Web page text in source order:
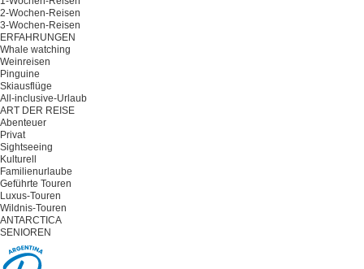
2-Wochen-Reisen
3-Wochen-Reisen
ERFAHRUNGEN
Whale watching
Weinreisen
Pinguine
Skiausflüge
All-inclusive-Urlaub
ART DER REISE
Abenteuer
Privat
Sightseeing
Kulturell
Familienurlaube
Geführte Touren
Luxus-Touren
Wildnis-Touren
ANTARCTICA
SENIOREN